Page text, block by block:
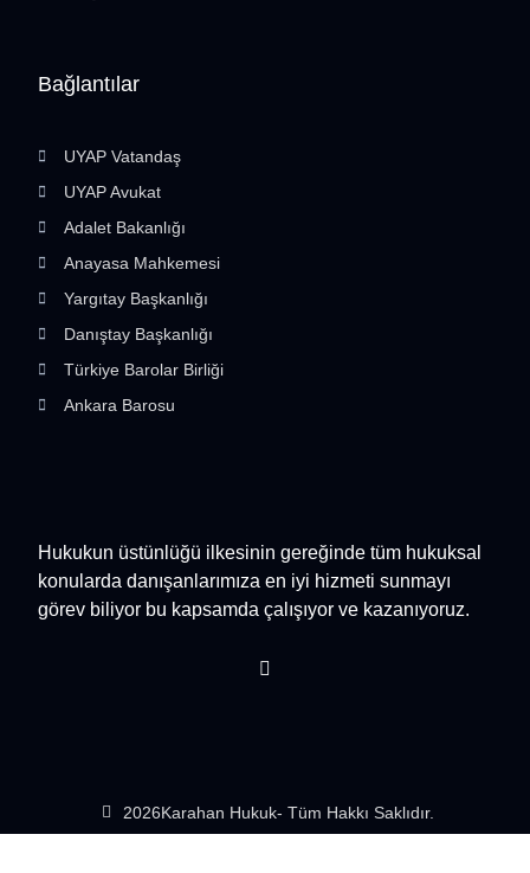
Hukukun üstünlüğü ilkesinin gereğinde tüm hukuksal
konularda danışanlarımıza en iyi hizmeti sunmayı
görev biliyor bu kapsamda çalışıyor ve kazanıyoruz.
Bağlantılar
UYAP Vatandaş
UYAP Avukat
Adalet Bakanlığı
Anayasa Mahkemesi
Yargıtay Başkanlığı
Danıştay Başkanlığı
Türkiye Barolar Birliği
Ankara Barosu
2026Karahan Hukuk- Tüm Hakkı Saklıdır.